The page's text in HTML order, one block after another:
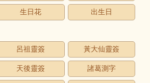
生日花 出生日
呂祖靈簽 黃大仙靈簽
天後靈簽 諸葛測字